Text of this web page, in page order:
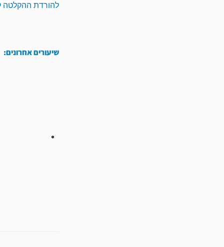
להורדת ההקלטה
שיעורים אחרונים: